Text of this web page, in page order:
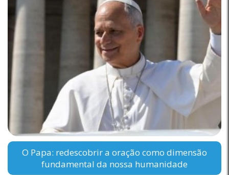
O Papa: redescobrir a oração como dimensão
fundamental da nossa humanidade